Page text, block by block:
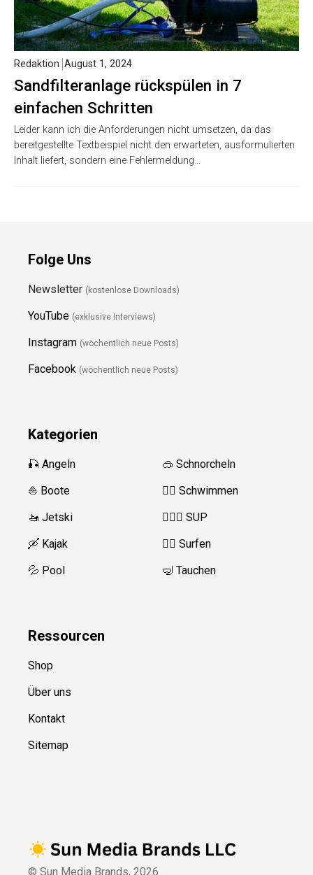
Sandfilteranlage rückspülen in 7
einfachen Schritten
Redaktion August 1, 2024
Leider kann ich die Anforderungen nicht umsetzen, da das
bereitgestellte Textbeispiel nicht den erwarteten, ausformulierten
Inhalt liefert, sondern eine Fehlermeldung…
Folge Uns
Newsletter (kostenlose Downloads)
YouTube (exklusive Interviews)
Instagram (wöchentlich neue Posts)
Facebook (wöchentlich neue Posts)
Kategorien
🎣 Angeln
⛵️ Boote
🚤 Jetski
🛶 Kajak
💦 Pool
🥽 Schnorcheln
🏊‍♂️ Schwimmen
🏄‍♀️🛶 SUP
🏄‍♂️ Surfen
🤿 Tauchen
Ressourcen
Shop
Über uns
Kontakt
Sitemap
© Sun Media Brands, 2026